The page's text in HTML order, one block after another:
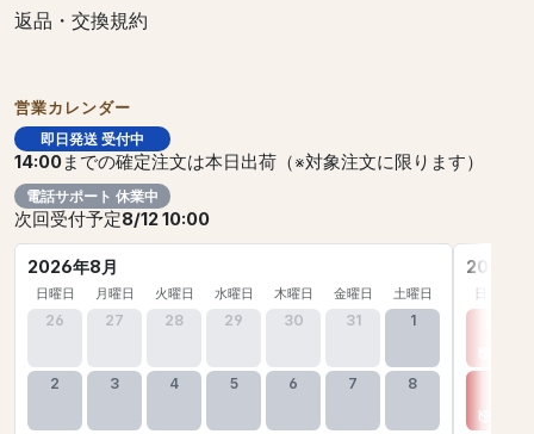
返品・交換規約
営業カレンダー
即日発送 受付中
14:00までの確定注文は本日出荷（※対象注文に限ります）
電話サポート 休業中
次回受付予定8/12 10:00
2026年8月
日曜日 月曜日 火曜日 水曜日 木曜日 金曜日 土曜日
26 27 28 29 30 31 1
2 3 4 5 6 7 8
2026年
日曜日